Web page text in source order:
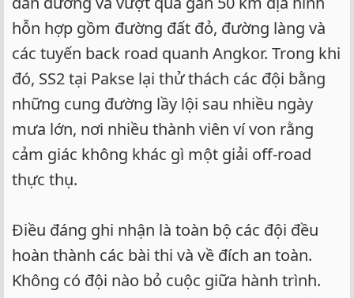
hỗn hợp gồm đường đất đỏ, đường làng và
các tuyến back road quanh Angkor. Trong khi
đó, SS2 tại Pakse lại thử thách các đội bằng
những cung đường lầy lội sau nhiều ngày
mưa lớn, nơi nhiều thành viên ví von rằng
cảm giác không khác gì một giải off-road
thực thụ.
Điều đáng ghi nhận là toàn bộ các đội đều
hoàn thành các bài thi và về đích an toàn.
Không có đội nào bỏ cuộc giữa hành trình.